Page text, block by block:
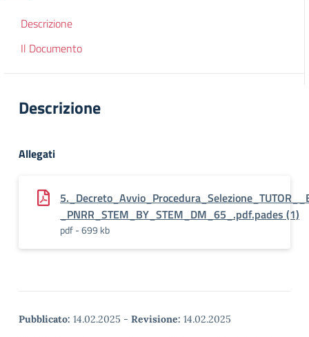
Descrizione
Il Documento
Descrizione
Allegati
_PNRR_STEM_BY_STEM_DM_65_.pdf.pades (1)
pdf - 699 kb
Pubblicato: 14.02.2025 - Revisione: 14.02.2025